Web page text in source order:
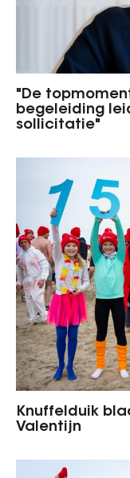
"De
begeleiding
sollicitatie"
Knuffelduik
Valentijn